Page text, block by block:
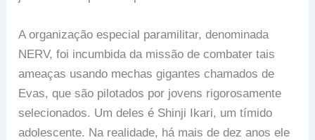
A organização especial paramilitar, denominada
NERV, foi incumbida da missão de combater tais
ameaças usando mechas gigantes chamados de
Evas, que são pilotados por jovens rigorosamente
selecionados. Um deles é Shinji Ikari, um tímido
adolescente. Na realidade, há mais de dez anos ele